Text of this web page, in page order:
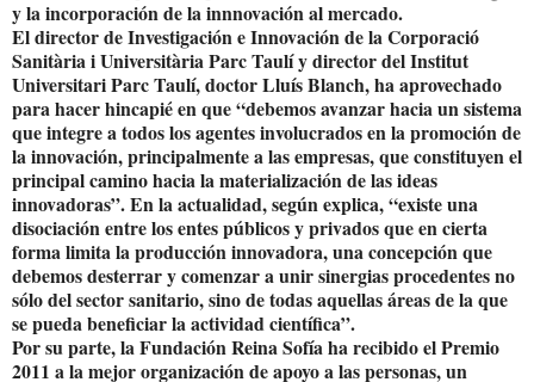
y la incorporación de la innnovación al mercado.
El director de Investigación e Innovación de la Corporació
Sanitària i Universitària Parc Taulí y director del Institut
Universitari Parc Taulí, doctor Lluís Blanch, ha aprovechado
para hacer hincapié en que “debemos avanzar hacia un sistema
que integre a todos los agentes involucrados en la promoción de
la innovación, principalmente a las empresas, que constituyen el
principal camino hacia la materialización de las ideas
innovadoras”. En la actualidad, según explica, “existe una
disociación entre los entes públicos y privados que en cierta
forma limita la producción innovadora, una concepción que
debemos desterrar y comenzar a unir sinergias procedentes no
sólo del sector sanitario, sino de todas aquellas áreas de la que
se pueda beneficiar la actividad científica”.
Por su parte, la Fundación Reina Sofía ha recibido el Premio
2011 a la mejor organización de apoyo a las personas, un